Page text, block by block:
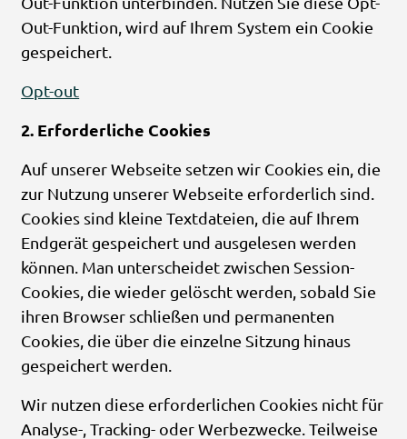
Out-Funktion, wird auf Ihrem System ein Cookie
gespeichert.
Opt-out
2. Erforderliche Cookies
Auf unserer Webseite setzen wir Cookies ein, die
zur Nutzung unserer Webseite erforderlich sind.
Cookies sind kleine Textdateien, die auf Ihrem
Endgerät gespeichert und ausgelesen werden
können. Man unterscheidet zwischen Session-
Cookies, die wieder gelöscht werden, sobald Sie
ihren Browser schließen und permanenten
Cookies, die über die einzelne Sitzung hinaus
gespeichert werden.
Wir nutzen diese erforderlichen Cookies nicht für
Analyse-, Tracking- oder Werbezwecke. Teilweise